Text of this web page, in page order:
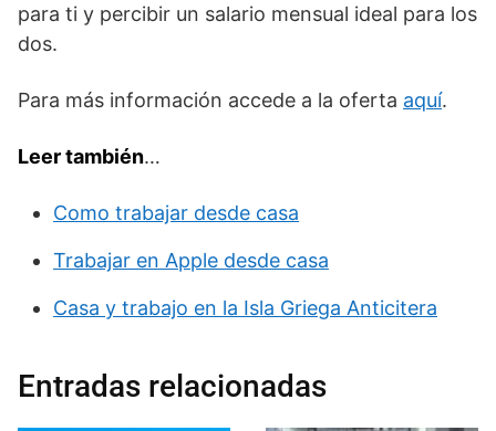
para ti y percibir un salario mensual ideal para los
dos.
Para más información accede a la oferta aquí.
Leer también…
Como trabajar desde casa
Trabajar en Apple desde casa
Casa y trabajo en la Isla Griega Anticitera
Entradas relacionadas